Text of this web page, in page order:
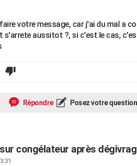
votre message, car j'ai du mal a
s'arrete aussitot ?, si c'est le cas,
Répondre Posez votre question
congélateur après